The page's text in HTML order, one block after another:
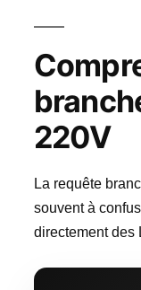
220V
La requête
souvent à
directement des